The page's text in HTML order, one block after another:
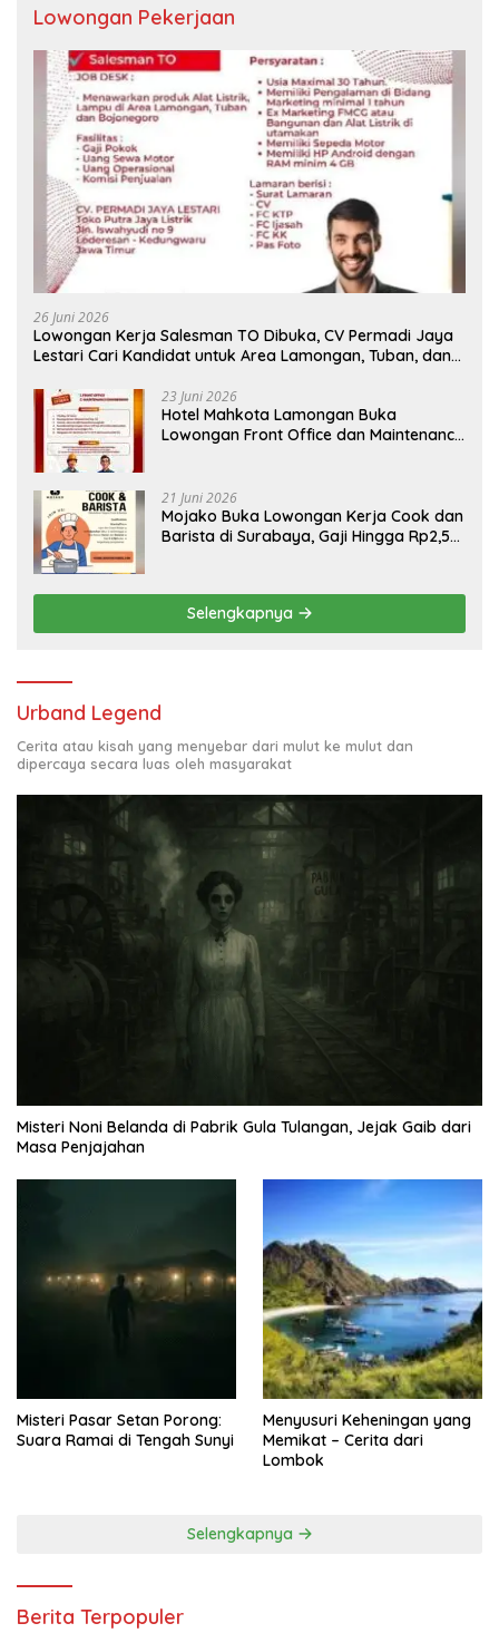
Lowongan Pekerjaan
26 Juni 2026
Lowongan Kerja Salesman TO Dibuka, CV Permadi Jaya
Lestari Cari Kandidat untuk Area Lamongan, Tuban, dan
23 Juni 2026
Hotel Mahkota Lamongan Buka
Lowongan Front Office dan Maintenance
21 Juni 2026
Mojako Buka Lowongan Kerja Cook dan
Barista di Surabaya, Gaji Hingga Rp2,5
Selengkapnya
Urband Legend
Cerita atau kisah yang menyebar dari mulut ke mulut dan
dipercaya secara luas oleh masyarakat
Misteri Noni Belanda di Pabrik Gula Tulangan, Jejak Gaib dari
Masa Penjajahan
Misteri Pasar Setan Porong:
Suara Ramai di Tengah Sunyi
Menyusuri Keheningan yang
Memikat – Cerita dari
Lombok
Selengkapnya
Berita Terpopuler